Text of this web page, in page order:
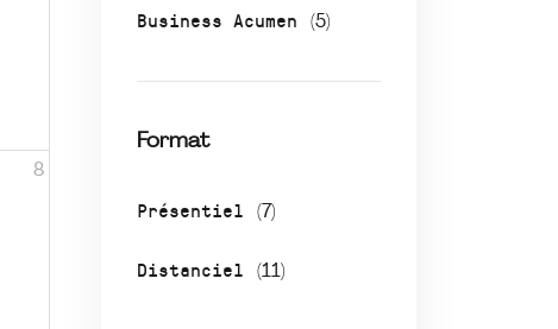
Business Acumen (5)
Format
Présentiel (7)
Distanciel (11)
8